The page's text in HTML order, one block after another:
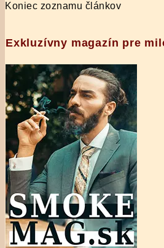
Koniec zoznamu článkov
Exkluzívny magazín pre